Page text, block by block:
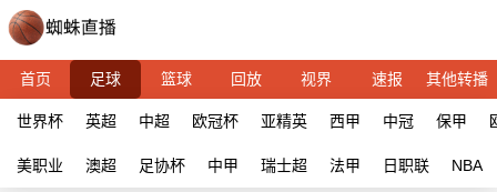
首页 足球 篮球 回放 视界 速报 其他转播
世界杯 英超 中超 欧冠杯 亚精英 西甲 中冠 保甲
美职业 澳超 足协杯 中甲 瑞士超 法甲 日职联 NBA